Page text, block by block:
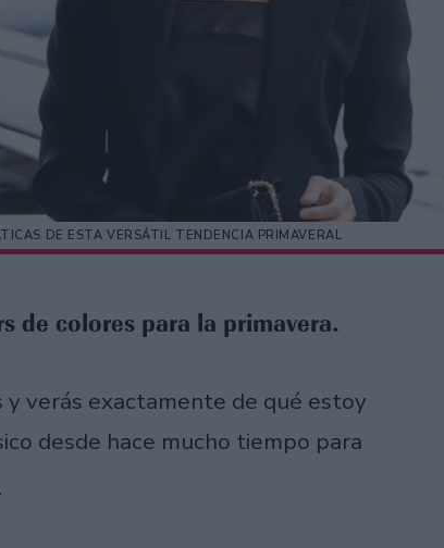
DE ESTA VERSÁTIL TENDENCIA PRIMAVERAL
de colores para la primavera.
verás exactamente de qué estoy
desde hace mucho tiempo para
.